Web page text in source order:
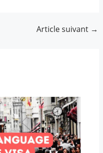
Article suivant →